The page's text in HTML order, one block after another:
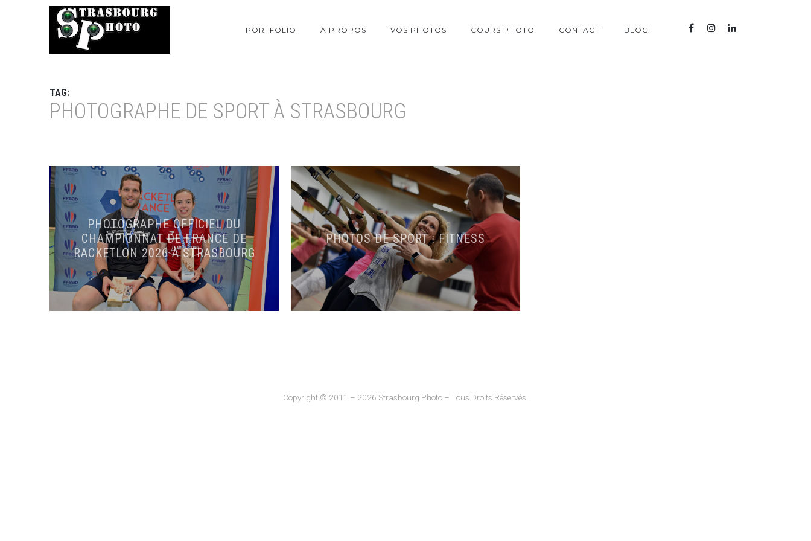
PORTFOLIO À PROPOS VOS PHOTOS COURS PHOTO CONTACT BLOG
TAG:
PHOTOGRAPHE DE SPORT À STRASBOURG
PHOTOGRAPHE OFFICIEL DU
CHAMPIONNAT DE FRANCE DE
RACKETLON 2026 À STRASBOURG
PHOTOS DE SPORT : FITNESS
Copyright © 2011 – 2026 Strasbourg Photo – Tous Droits Réservés.